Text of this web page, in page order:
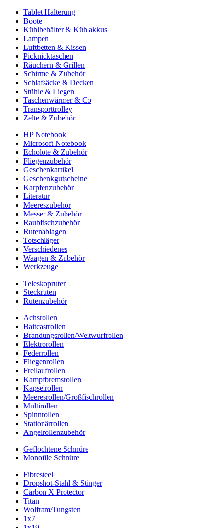
Tablet Halterung
Boote
Kühlbehälter & Kühlakkus
Lampen
Luftbetten & Kissen
Picknicktaschen
Räuchern & Grillen
Schirme & Zubehör
Schlafsäcke & Decken
Stühle & Liegen
Taschenwärmer & Co
Transporttrolley
Zelte & Zubehör
HP Notebook
Microsoft Notebook
Echolote & Zubehör
Fliegenzubehör
Geschenkartikel
Geschenkgutscheine
Karpfenzubehör
Literatur
Meereszubehör
Messer & Zubehör
Raubfischzubehör
Rutenablagen
Totschläger
Verschiedenes
Waagen & Zubehör
Werkzeuge
Teleskopruten
Steckruten
Rutenzubehör
Achsrollen
Baitcastrollen
Brandungsrollen/Weitwurfrollen
Elektrorollen
Federrollen
Fliegenrollen
Freilaufrollen
Kampfbremsrollen
Kapselrollen
Meeresrollen/Großfischrollen
Multirollen
Spinnrollen
Stationärrollen
Angelrollenzubehör
Geflochtene Schnüre
Monofile Schnüre
Fibresteel
Dropshot-Stahl & Stinger
Carbon X Protector
Titan
Wolfram/Tungsten
1x7